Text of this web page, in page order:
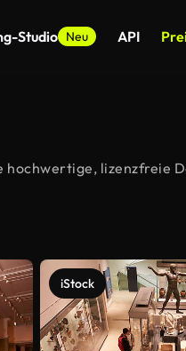
Studio Neu API
hochwertige, lizenzfreie
iStock